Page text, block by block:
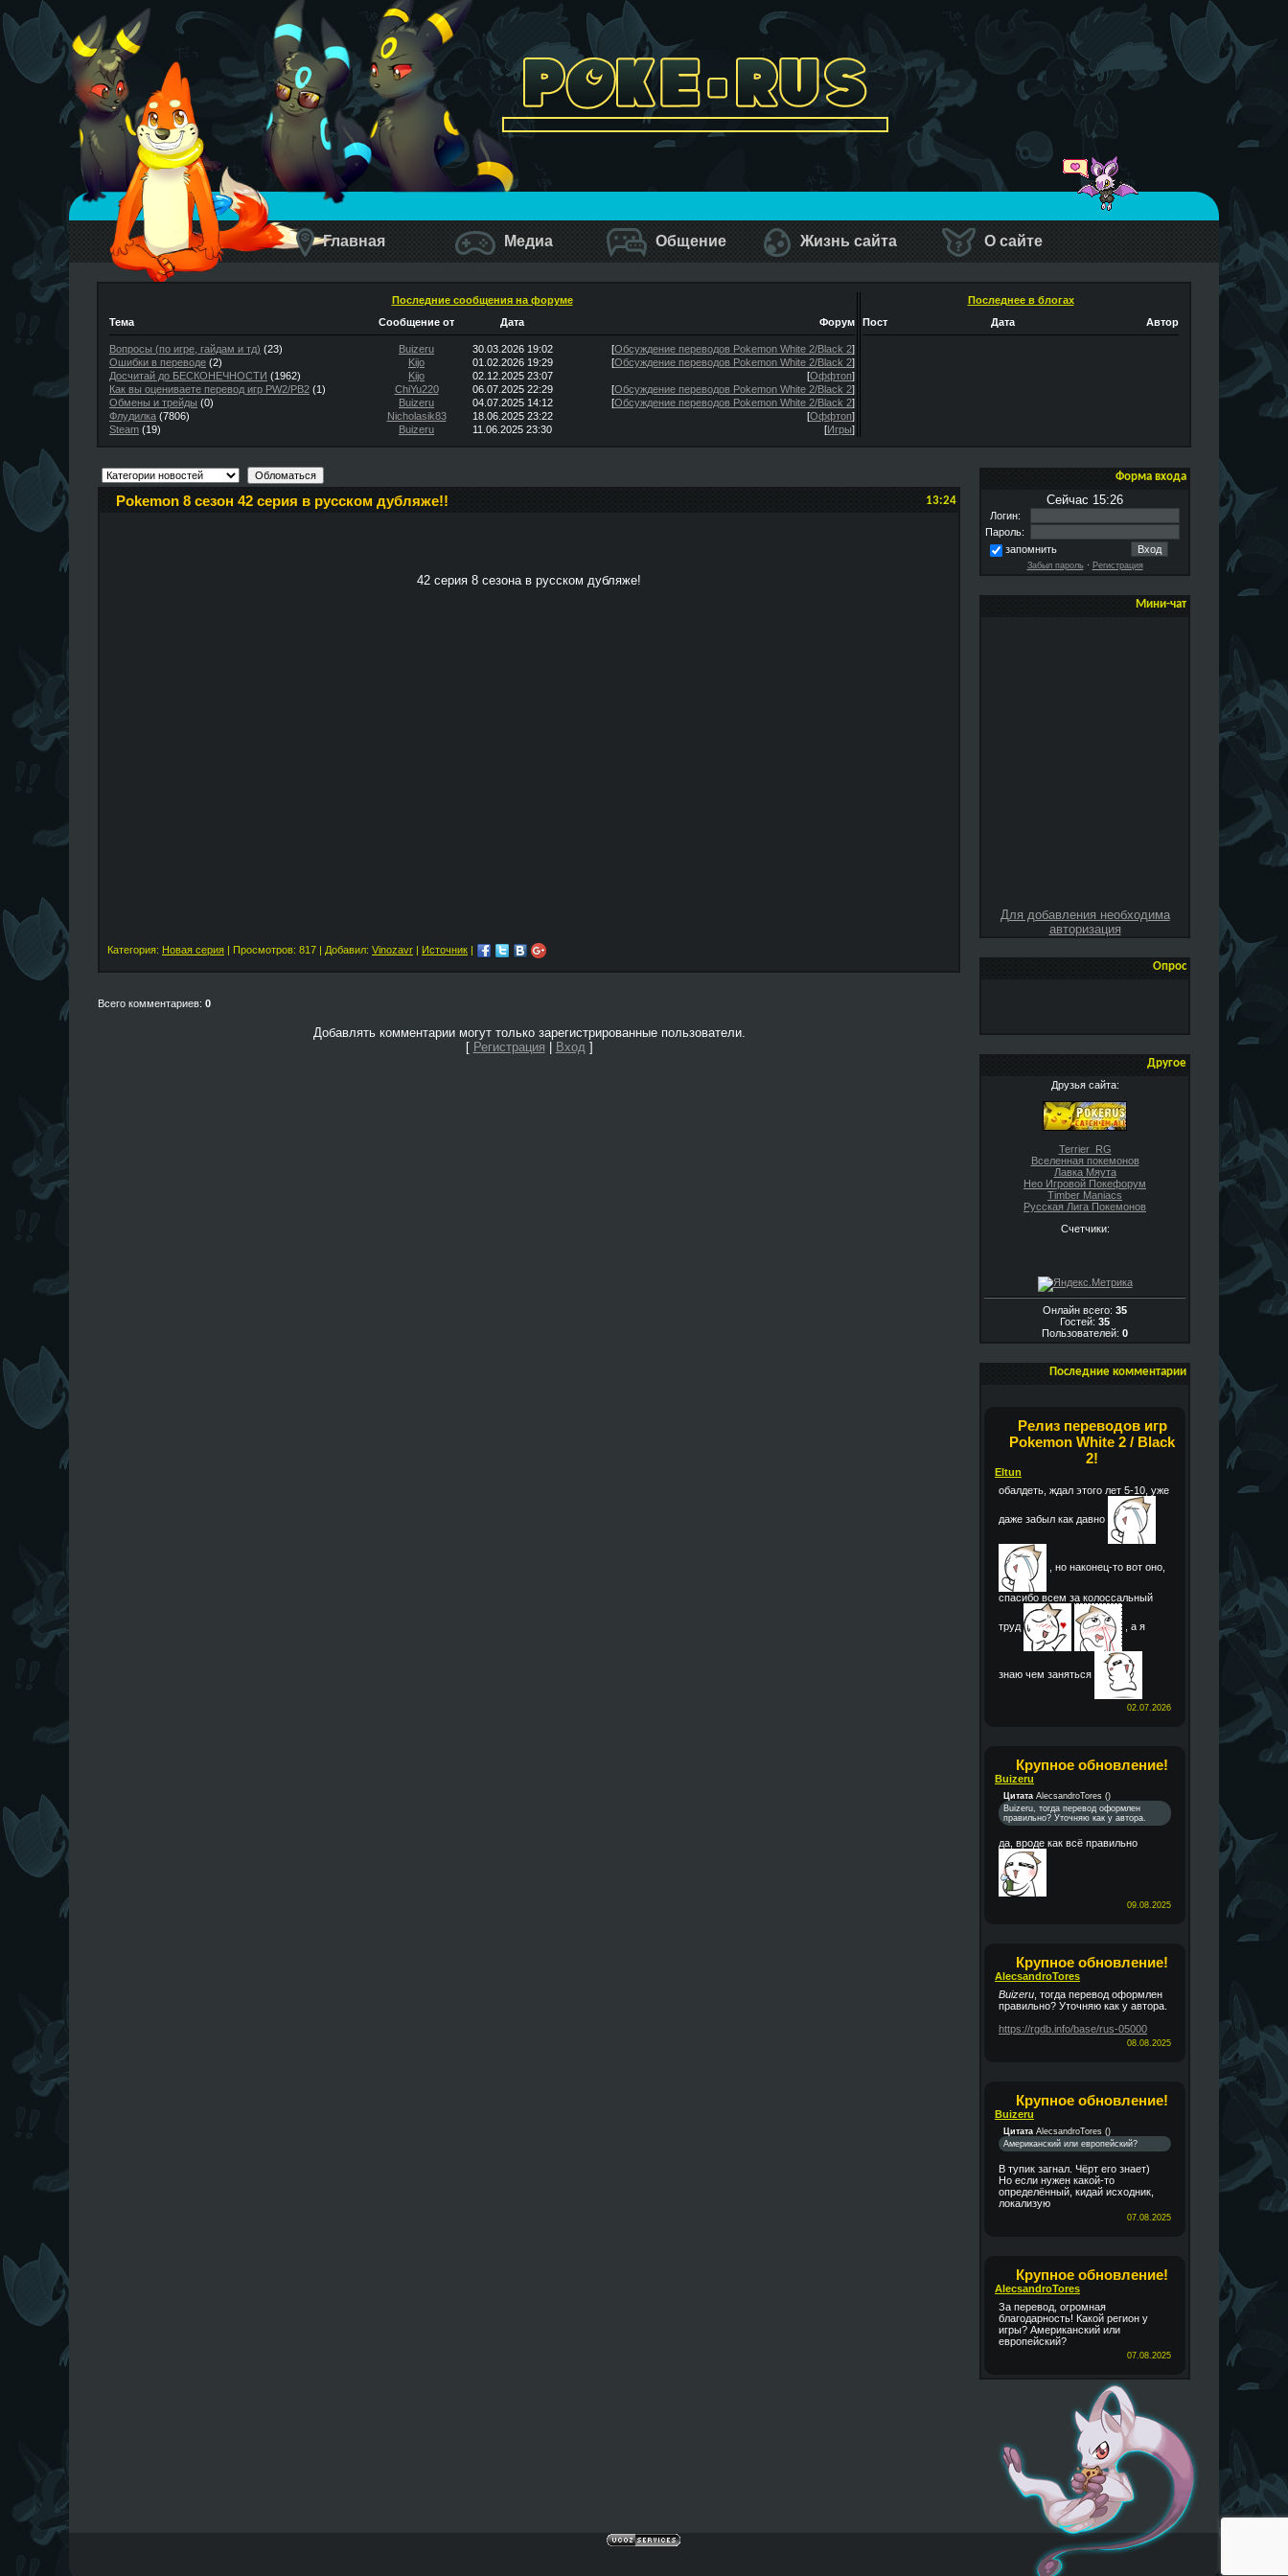
Главная Медиа Общение Жизнь сайта О сайте
Последние сообщения на форуме
Тема
Сообщение от Дата Форум
Вопросы (по игре, гайдам и тд) (23) Buizeru 30.03.2026 19:02 [Обсуждение переводов Pokemon White 2/Black 2]
Ошибки в переводе (2) Kijo 01.02.2026 19:29 [Обсуждение переводов Pokemon White 2/Black 2]
Досчитай до БЕСКОНЕЧНОСТИ (1962) Kijo 02.12.2025 23:07 [Оффтоп]
Как вы оцениваете перевод игр PW2/PB2 (1) ChiYu220 06.07.2025 22:29 [Обсуждение переводов Pokemon White 2/Black 2]
Обмены и трейды (0) Buizeru 04.07.2025 14:12 [Обсуждение переводов Pokemon White 2/Black 2]
Флудилка (7806) Nicholasik83 18.06.2025 23:22 [Оффтоп]
Steam (19) Buizeru 11.06.2025 23:30 [Игры]
Последнее в блогах
Пост
Дата Автор
Форма входа
Сейчас 15:26
Логин:
Пароль:
запомнить
Забыл пароль· Регистрация
Мини-чат
Для добавления необходима
авторизация
Опрос
Другое
Друзья сайта:
Terrier_RG
Вселенная покемонов
Лавка Мяута
Нео Игровой Покефорум
Timber Maniacs
Русская Лига Покемонов
Счетчики:
Онлайн всего: 35
Гостей: 35
Пользователей: 0
Последние комментарии
Релиз переводов игр
Pokemon White 2 / Black
2!
Eltun
обалдеть, ждал этого лет 5-10, уже
даже забыл как давно
, но наконец-то вот оно,
спасибо всем за колоссальный
труд , а я
знаю чем заняться
02.07.2026
Крупное обновление!
Buizeru
Цитата AlecsandroTores ()
Buizeru, тогда перевод оформлен
правильно? Уточняю как у автора.
да, вроде как всё правильно
09.08.2025
Крупное обновление!
AlecsandroTores
Buizeru , тогда перевод оформлен
правильно? Уточняю как у автора.
https://rgdb.info/base/rus-05000
08.08.2025
Крупное обновление!
Buizeru
Цитата AlecsandroTores ()
Американский или европейский?
В тупик загнал. Чёрт его знает)
Но если нужен какой-то
определённый, кидай исходник,
локализую
07.08.2025
Крупное обновление!
AlecsandroTores
За перевод, огромная
благодарность! Какой регион у
игры? Американский или
европейский?
07.08.2025
Pokemon 8 сезон 42 серия в русском дубляже!! 13:24
42 серия 8 сезона в русском дубляже!
Категория: Новая серия | Просмотров: 817 | Добавил: Vinozavr | Источник |
Всего комментариев: 0
Добавлять комментарии могут только зарегистрированные пользователи.
[ Регистрация | Вход ]